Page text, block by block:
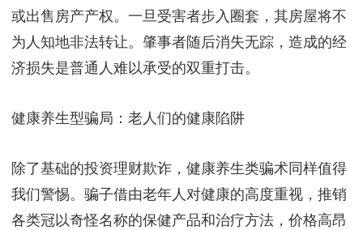
或出售房产产权。一旦受害者步入圈套，其房屋将不
为人知地非法转让。肇事者随后消失无踪，造成的经
济损失是普通人难以承受的双重打击。
健康养生型骗局：老人们的健康陷阱
除了基础的投资理财欺诈，健康养生类骗术同样值得
我们警惕。骗子借由老年人对健康的高度重视，推销
各类冠以奇怪名称的保健产品和治疗方法，价格高昂